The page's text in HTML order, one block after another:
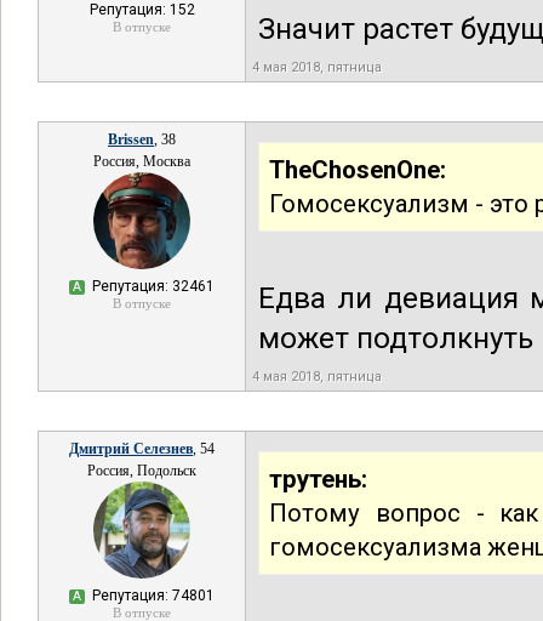
Репутация: 152
В отпуске Значит растет
4 мая 2018, пятница
Brissen, 38
Россия, Москва
А Репутация: 32461
В отпуске
TheChosenOne:
Гомосексуализм - это
Едва ли девиация
может
4 мая 2018, пятница
Дмитрий Селезнев, 54
Россия, Подольск
А Репутация: 74801
В отпуске
трутень:
Потому вопрос -
гомосексуализма